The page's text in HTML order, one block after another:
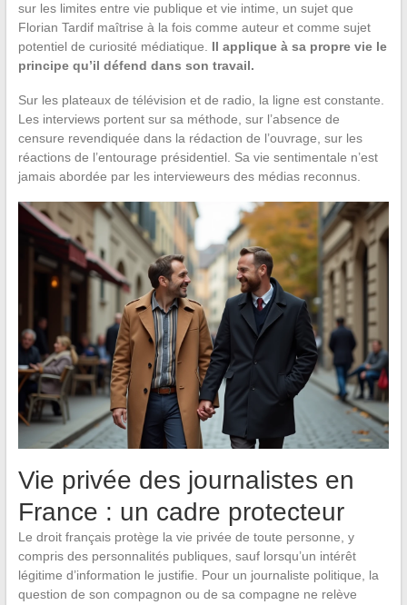
sur les limites entre vie publique et vie intime, un sujet que
Florian Tardif maîtrise à la fois comme auteur et comme sujet
potentiel de curiosité médiatique. Il applique à sa propre vie le
principe qu’il défend dans son travail.
Sur les plateaux de télévision et de radio, la ligne est constante.
Les interviews portent sur sa méthode, sur l’absence de
censure revendiquée dans la rédaction de l’ouvrage, sur les
réactions de l’entourage présidentiel. Sa vie sentimentale n’est
jamais abordée par les intervieweurs des médias reconnus.
Vie privée des journalistes en
France : un cadre protecteur
Le droit français protège la vie privée de toute personne, y
compris des personnalités publiques, sauf lorsqu’un intérêt
légitime d’information le justifie. Pour un journaliste politique, la
question de son compagnon ou de sa compagne ne relève